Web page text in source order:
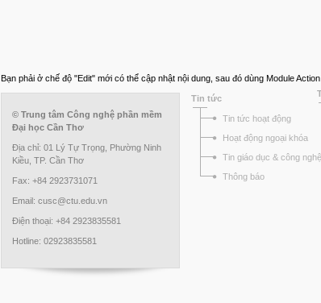
Bạn phải ở chế độ "Edit" mới có thể cập nhật nội dung, sau đó dùng Module
© Trung tâm Công nghệ phần mềm
Đại học Cần Thơ
Địa chỉ: 01 Lý Tự Trọng, Phường Ninh
Kiều, TP. Cần Thơ
Fax: +84 2923731071
Email: cusc@ctu.edu.vn
Điện thoại: +84 2923835581
Hotline: 02923835581
Tin tức
Tin tức hoạt động
Hoạt động ngoại khóa
Tin giáo dục & công nghệ
Thông báo